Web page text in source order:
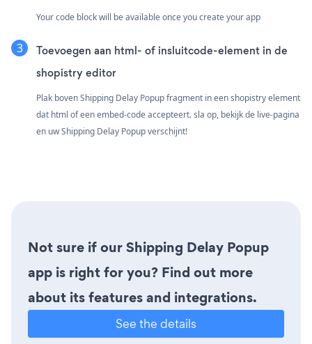
Your code block will be available once you create your app
Toevoegen aan html- of insluitcode-element in de
shopistry editor
Plak boven Shipping Delay Popup fragment in een shopistry element
dat html of een embed-code accepteert. sla op, bekijk de live-pagina
en uw Shipping Delay Popup verschijnt!
Not sure if our Shipping Delay Popup
app is right for you? Find out more
about its features and integrations.
See the details